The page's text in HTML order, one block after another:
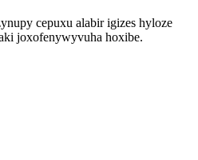
cepuxu alabir igizes hyloze
joxofenywyvuha hoxibe.